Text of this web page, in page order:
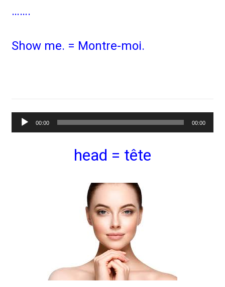
…….
Show me. = Montre-moi.
Lecteur
audio
00:00 00:00
head = tête